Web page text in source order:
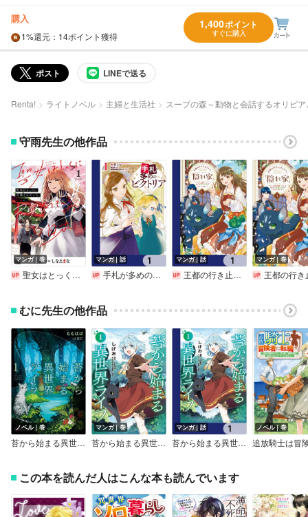
購入
1%還元 ：14ポイント獲得
1,400ポイント
すぐに購入
ポスト LINEで送る
Renta! ライトノベル 主婦と生活社 スープの森～動物と会話するオリビ
守雨先生の他作品
マンガ｜巻
聖女はとっくに召喚されている。日本に。【電子単行本】
マンガ｜話
手札が多めのビクトリア【分冊版】
マンガ｜話
王都の行き止まりカフェ『隠れ家』 ～うっかり魔法使いになった私の店に筆頭文官様がくつろぎに来ます～【分冊版】
マンガ｜巻
王都の行き止まりカフェ『隠れ家』 ～うっかり魔法使いになった私の店に筆頭文官様がく
むに先生の他作品
ノベル｜巻
苔から始まる異世界ライフ
マンガ｜巻
苔から始まる異世界ライフ
マンガ｜話
苔から始まる異世界ライフ【分冊版】
ノベル｜巻
この本を読んだ人はこんな本も読んでいます